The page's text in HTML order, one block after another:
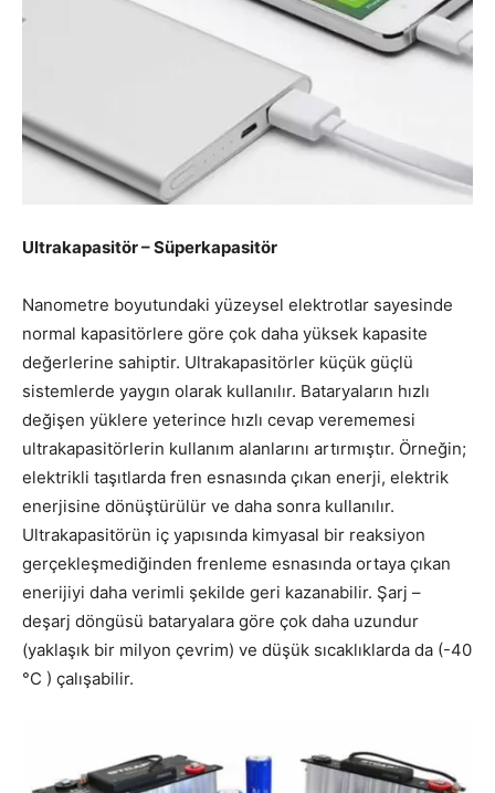
Ultrakapasitör – Süperkapasitör
Nanometre boyutundaki yüzeysel elektrotlar sayesinde
normal kapasitörlere göre çok daha yüksek kapasite
değerlerine sahiptir. Ultrakapasitörler küçük güçlü
sistemlerde yaygın olarak kullanılır. Bataryaların hızlı
değişen yüklere yeterince hızlı cevap verememesi
ultrakapasitörlerin kullanım alanlarını artırmıştır. Örneğin;
elektrikli taşıtlarda fren esnasında çıkan enerji, elektrik
enerjisine dönüştürülür ve daha sonra kullanılır.
Ultrakapasitörün iç yapısında kimyasal bir reaksiyon
gerçekleşmediğinden frenleme esnasında ortaya çıkan
enerijiyi daha verimli şekilde geri kazanabilir. Şarj –
deşarj döngüsü bataryalara göre çok daha uzundur
(yaklaşık bir milyon çevrim) ve düşük sıcaklıklarda da (-40
°C ) çalışabilir.